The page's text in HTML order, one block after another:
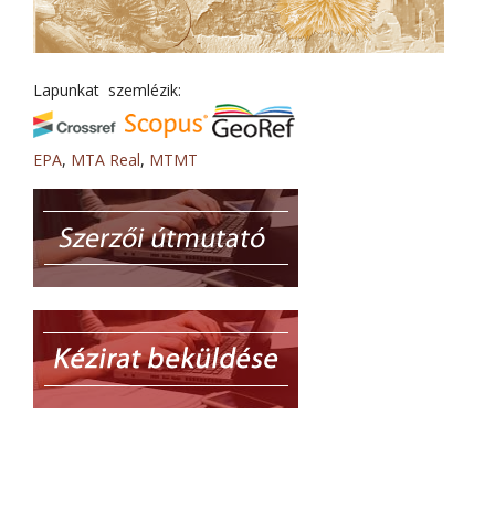
Lapunkat szemlézik:
EPA, MTA Real, MTMT